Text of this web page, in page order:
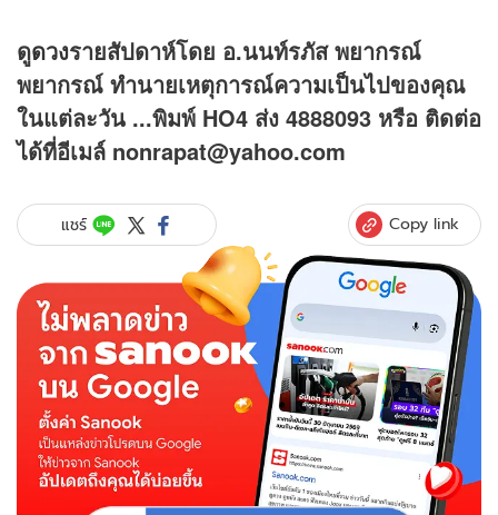
ดูดวงรายสัปดาห์โดย อ.นนท์รภัส พยากรณ์
พยากรณ์ ทำนายเหตุการณ์ความเป็นไปของคุณ
ในแต่ละวัน ...พิมพ์ HO4 ส่ง 4888093 หรือ ติดต่อ
ได้ที่อีเมล์ nonrapat@yahoo.com
แชร์ Copy link